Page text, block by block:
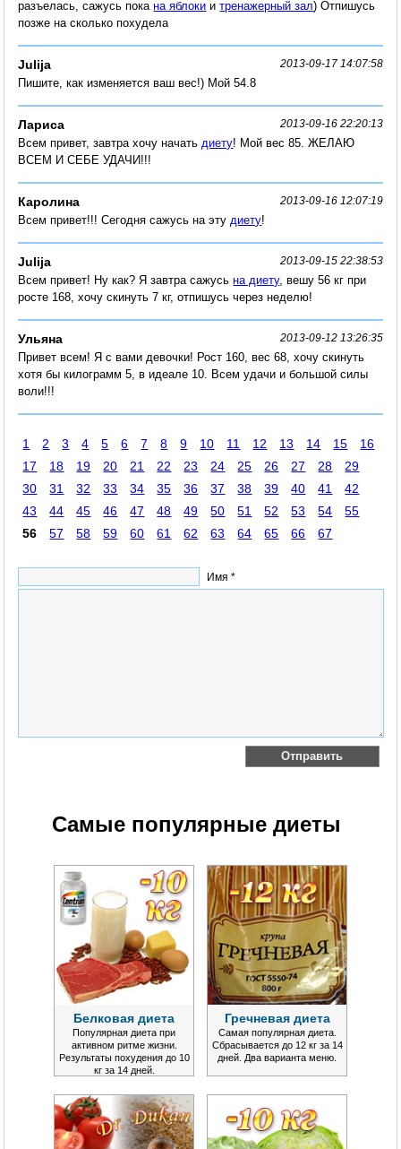
разъелась, сажусь покана яблоки итренажерный зал) Отпишусь
позже на сколько похудела
Julija 2013-09-17 14:07:58
Пишите, как изменяется ваш вес!) Мой 54.8
Лариса 2013-09-16 22:20:13
Всем привет, завтра хочу начать диету! Мой вес 85. ЖЕЛАЮ
ВСЕМ И СЕБЕ УДАЧИ!!!
Каролина 2013-09-16 12:07:19
Всем привет!!! Сегодня сажусь на эту диету!
Julija 2013-09-15 22:38:53
Всем привет! Ну как? Я завтра сажусьна диету, вешу 56 кг при
росте 168, хочу скинуть 7 кг, отпишусь через неделю!
Ульяна 2013-09-12 13:26:35
Привет всем! Я с вами девочки! Рост 160, вес 68, хочу скинуть
хотя бы килограмм 5, в идеале 10. Всем удачи и большой силы
воли!!!
1 2 3 4 5 6 7 8 9 10 11 12 13 14 15
16
17
18 19 20 21 22 23 24 25 26 27 28
29
30
31 32 33 34 35 36 37 38 39 40 41
42
43
44 45 46 47 48 49 50 51 52 53 54
55
56
57 58 59 60 61 62 63 64 65 66 67
Имя *
Самые популярные диеты
Белковая диета
Популярная диета при
активном ритме жизни.
Результаты похудения до 10
кг за 14 дней.
Гречневая диета
Самая популярная диета.
Сбрасывается до 12 кг за 14
дней. Два варианта меню.